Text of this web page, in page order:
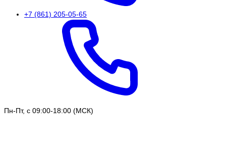
+7 (861) 205-05-65
Пн-Пт, с 09:00-18:00 (МСК)